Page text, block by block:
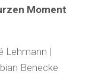
Moment
Lehmann |
Benecke